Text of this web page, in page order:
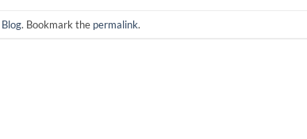
Blog. Bookmark the permalink.